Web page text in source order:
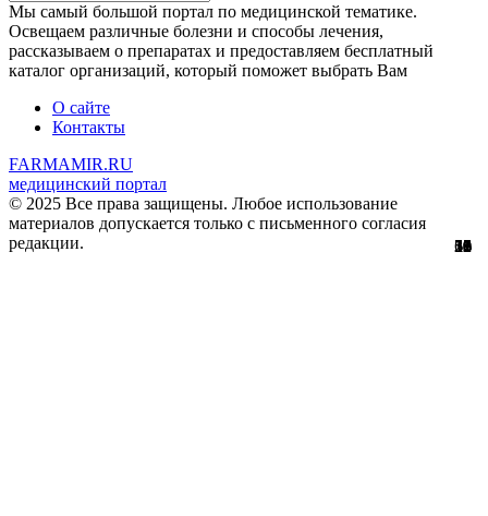
1
3
1
8
1
11
51
56
0
29
61
3
10
12
8
36
Мы самый большой портал по медицинской тематике.
Освещаем различные болезни и способы лечения,
рассказываем о препаратах и предоставляем бесплатный
каталог организаций, который поможет выбрать Вам
О сайте
Контакты
FARMAMIR.RU
медицинский портал
© 2025 Все права защищены. Любое использование
материалов допускается только с письменного согласия
редакции.